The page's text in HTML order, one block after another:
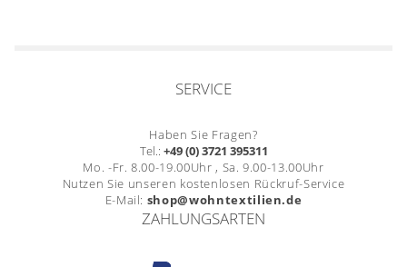
SERVICE
Haben Sie Fragen?
Tel.: +49 (0) 3721 395311
Mo. -Fr. 8.00-19.00Uhr , Sa. 9.00-13.00Uhr
Nutzen Sie unseren kostenlosen Rückruf-Service
E-Mail: shop@wohntextilien.de
ZAHLUNGSARTEN